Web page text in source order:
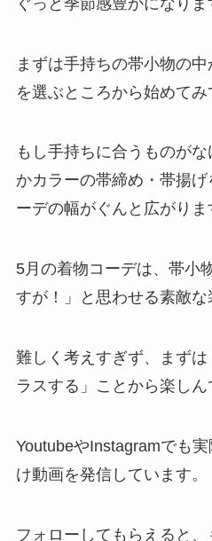
まずは手持ちの帯小物の
を選ぶところから始めてみ
もし手持ちに合うものが
かカラーの帯締め・帯揚
ーデの幅がぐんと広がりま
5月の着物コーデは、帯小
すが！」と思わせる素敵な
難しく考えすぎず、まず
ラスする」ことから楽しん
YoutubeやInstagramでも
け動画を発信しています。
フォローしてもらえると